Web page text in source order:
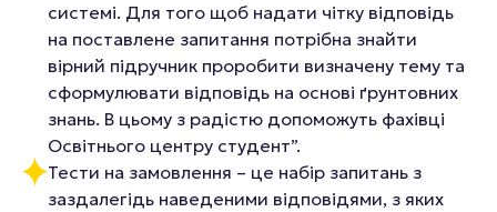
системі. Для того щоб надати чітку відповідь
на поставлене запитання потрібна знайти
вірний підручник проробити визначену тему та
сформулювати відповідь на основі ґрунтовних
знань. В цьому з радістю допоможуть фахівці
Освітнього центру студент”.
Тести на замовлення – це набір запитань з
заздалегідь наведеними відповідями, з яких